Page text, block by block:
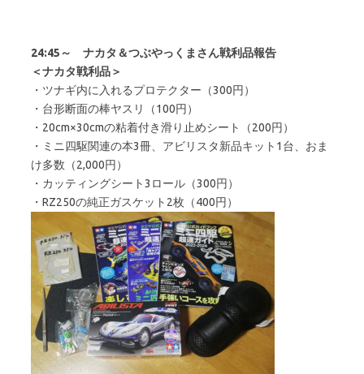
24:45～ ナカタ＆つぶやっくまさん戦利品報告
＜ナカタ戦利品＞
・ツナギ内に入れるプロテクター（300円）
・台形断面の棒ヤスリ（100円）
・20cm×30cmの粘着付き滑り止めシート（200円）
・ミニ四駆関連の本3冊、アビリスタ新品キット1台、おま
け多数（2,000円）
・カッティングシート3ロール（300円）
・RZ250の純正ガスケット2枚（400円）